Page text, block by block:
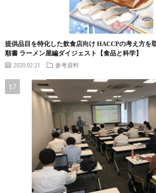
提供品目を特化した飲食店向け HACCPの考え方を
順書 ラーメン屋編ダイジェスト【食品と科学】
2020.02.21 参考資料